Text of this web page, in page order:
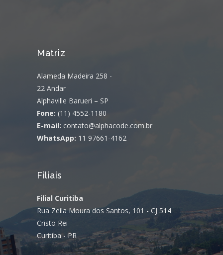
Matriz
Alameda Madeira 258 -
22 Andar
Alphaville Barueri – SP
Fone: (11) 4552-1180
E-mail: contato@alphacode.com.br
WhatsApp: 11 97661-4162
Filiais
Filial Curitiba
Rua Zeila Moura dos Santos, 101 - CJ 514
Cristo Rei
Curitiba - PR